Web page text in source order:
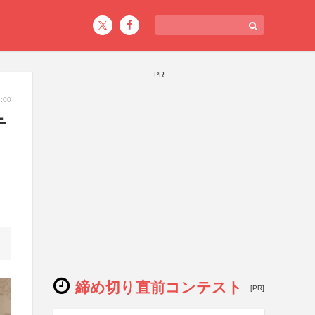
PR
締め切り直前コンテスト [PR]